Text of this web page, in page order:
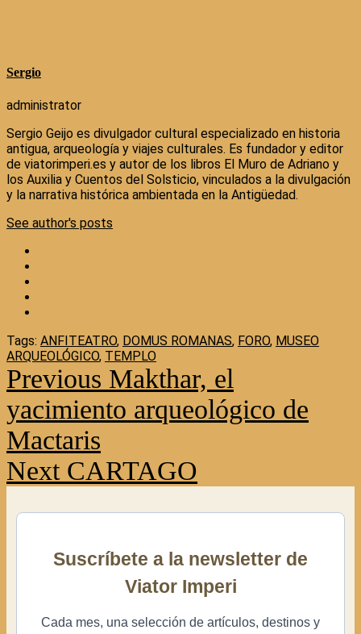
Sergio
administrator
Sergio Geijo es divulgador cultural especializado en historia
antigua, arqueología y viajes culturales. Es fundador y editor
de viatorimperi.es y autor de los libros El Muro de Adriano y
los Auxilia y Cuentos del Solsticio, vinculados a la divulgación
y la narrativa histórica ambientada en la Antigüedad.
See author's posts
Tags: ANFITEATRO, DOMUS ROMANAS, FORO, MUSEO
ARQUEOLÓGICO, TEMPLO
Continue
Reading
Previous Makthar, el
yacimiento arqueológico de
Mactaris
NextCARTAGO
Suscríbete a la newsletter de
Viator Imperi
Cada mes, una selección de artículos, destinos y